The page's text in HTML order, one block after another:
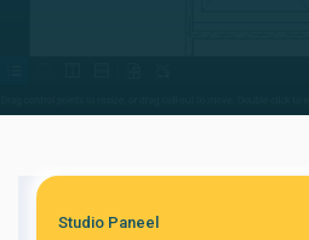
Studio Paneel